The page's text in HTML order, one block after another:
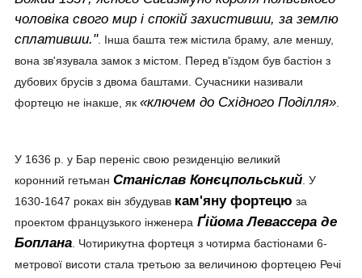
чоловіка свого мир і спокій захистивши, за землю
сплативши.". Інша башта теж містила браму, але меншу,
вона зв'язувала замок з містом. Перед в'їздом був бастіон з
дубових брусів з двома баштами. Сучасники називали
фортецю не інакше, як «ключем до Східного Поділля»
У 1636 р. у Бар переніс свою резиденцію великий
коронний гетьман Станіслав Конєцпольський . У
1630-1647 роках він збудував кам'яну фортецю за
проектом французького інженера Ґійома Левассера де
Боплана . Чотирикутна фортеця з чотирма бастіонами 6-
метрової висоти стала третьою за величиною фортецею Речі